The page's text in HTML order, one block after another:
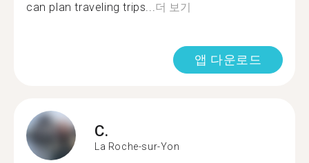
can plan traveling trips...더 보기
앱 다운로드
C.
La Roche-sur-Yon